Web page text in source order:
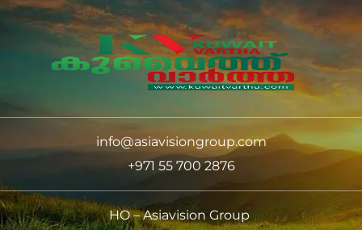
info@asiavisiongroup.com
+971 55 700 2876
HO – Asiavision Group